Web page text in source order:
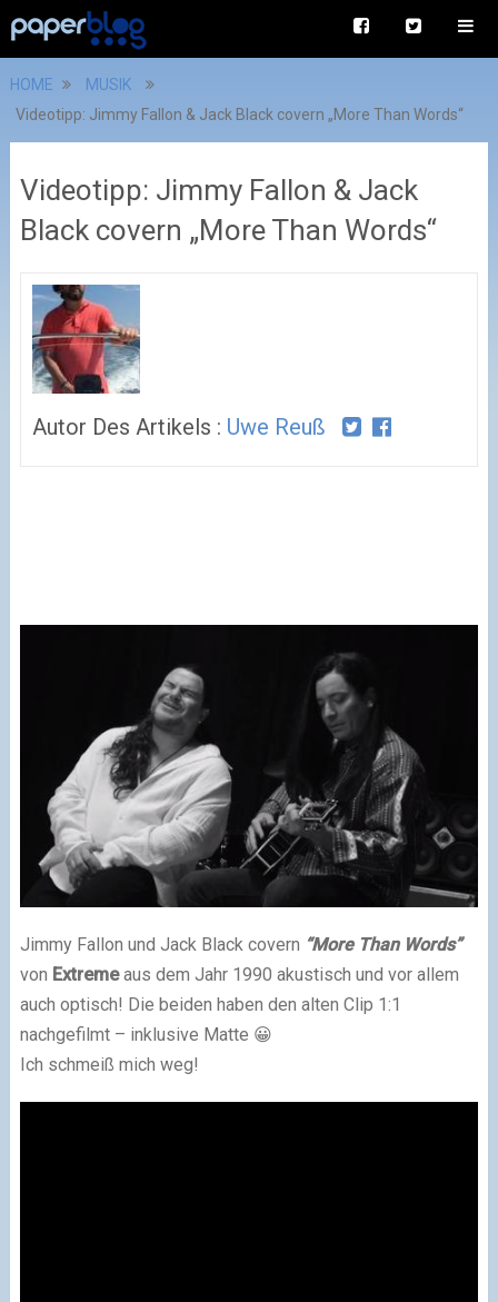
HOME
MUSIK
Videotipp: Jimmy Fallon & Jack Black covern „More Than Words“
Videotipp: Jimmy Fallon & Jack
Black covern „More Than Words“
Autor Des Artikels : Uwe Reuß
Jimmy Fallon und Jack Black covern “More Than Words”
von Extremeaus dem Jahr 1990 akustisch und vor allem
auch optisch! Die beiden haben den alten Clip 1:1
nachgefilmt – inklusive Matte 😀
Ich schmeiß mich weg!